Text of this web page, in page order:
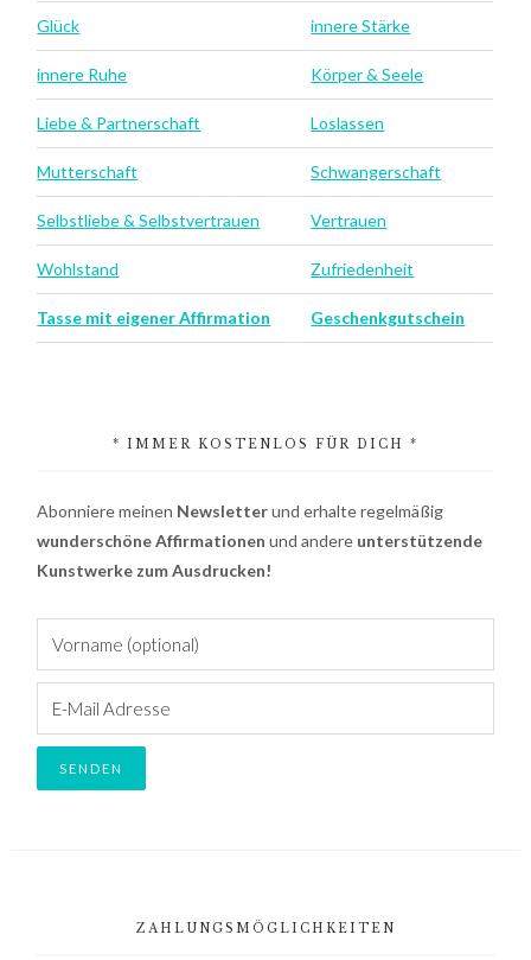
Glück innere Stärke
innere Ruhe Körper & Seele
Liebe & Partnerschaft Loslassen
Mutterschaft Schwangerschaft
Selbstliebe & Selbstvertrauen Vertrauen
Wohlstand Zufriedenheit
Tasse mit eigener Affirmation Geschenkgutschein
* IMMER KOSTENLOS FÜR DICH *
Abonniere meinen Newsletterund erhalte regelmäßig
wunderschöne Affirmationen und andere unterstützende
Kunstwerke zum Ausdrucken!
ZAHLUNGSMÖGLICHKEITEN